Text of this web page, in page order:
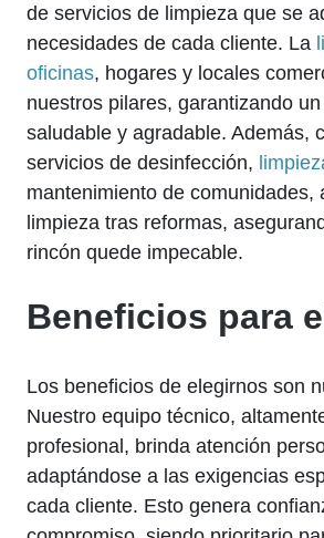
de servicios de limpieza que se
necesidades de cada cliente. La
oficinas, hogares y locales
nuestros pilares, garantizando
saludable y agradable. Además,
servicios de desinfección,
mantenimiento de comunidades,
limpieza tras reformas,
rincón quede impecable.
Beneficios para
Los beneficios de elegirnos son
Nuestro equipo técnico,
profesional, brinda atención
adaptándose a las exigencias
cada cliente. Esto genera